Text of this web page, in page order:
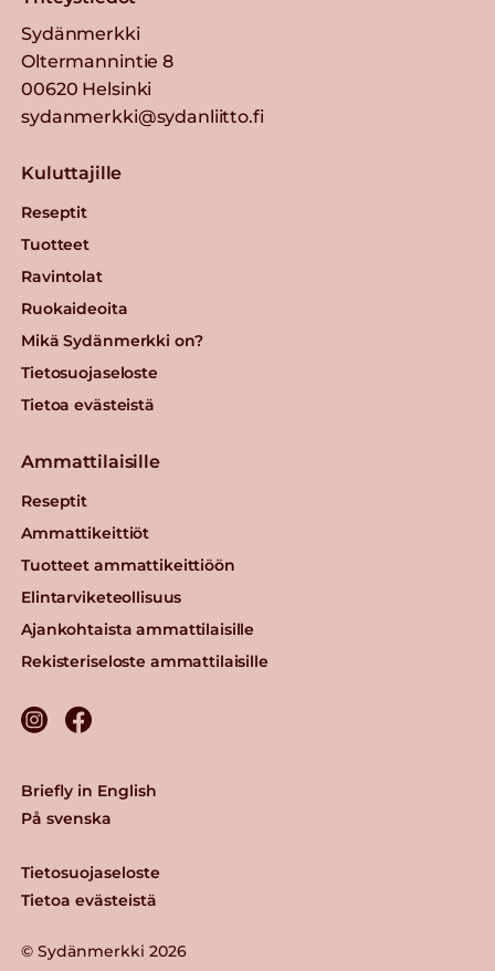
Sydänmerkki
Oltermannintie 8
00620 Helsinki
sydanmerkki@sydanliitto.fi
Kuluttajille
Reseptit
Tuotteet
Ravintolat
Ruokaideoita
Mikä Sydänmerkki on?
Tietosuojaseloste
Tietoa evästeistä
Ammattilaisille
Reseptit
Ammattikeittiöt
Tuotteet ammattikeittiöön
Elintarviketeollisuus
Ajankohtaista ammattilaisille
Rekisteriseloste ammattilaisille
© Sydänmerkki 2026
Tietosuojaseloste
Tietoa evästeistä
Briefly in English
På svenska